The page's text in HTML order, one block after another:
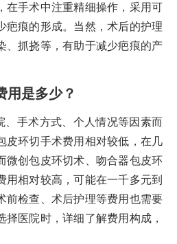
在手术中注重精细操作，采用可
疤痕的形成。当然，术后的护理
、抓挠等，有助于减少疤痕的产
用是多少？
、手术方式、个人情况等因素而
皮环切手术费用相对较低，在几
微创包皮环切术、吻合器包皮环
用相对较高，可能在一千多元到
前检查、术后护理等费用也需要
医院时，详细了解费用构成，